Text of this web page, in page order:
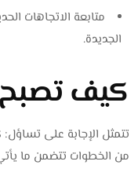
متابعة الاتجاهات
الجديدة.
كيف
تتمثل الإجابة على
من الخطوات تتضمن ما